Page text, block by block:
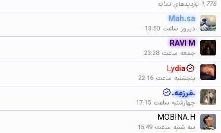
1,776 بازدیدهای نمایه
Mah.sa
دیروز ساعت 13:50
RAVI M
جمعه ساعت 23:28
Lydia
پنجشنبه ساعت 22:16
.مَرزمِه.
چهارشنبه ساعت 17:15
MOBINA.H
سه شنبه ساعت 15:49